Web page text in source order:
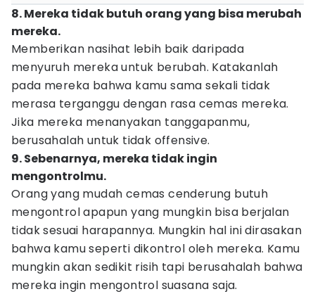
8. Mereka tidak butuh orang yang bisa merubah
mereka.
Memberikan nasihat lebih baik daripada
menyuruh mereka untuk berubah. Katakanlah
pada mereka bahwa kamu sama sekali tidak
merasa terganggu dengan rasa cemas mereka.
Jika mereka menanyakan tanggapanmu,
berusahalah untuk tidak offensive.
9. Sebenarnya, mereka tidak ingin
mengontrolmu.
Orang yang mudah cemas cenderung butuh
mengontrol apapun yang mungkin bisa berjalan
tidak sesuai harapannya. Mungkin hal ini dirasakan
bahwa kamu seperti dikontrol oleh mereka. Kamu
mungkin akan sedikit risih tapi berusahalah bahwa
mereka ingin mengontrol suasana saja.